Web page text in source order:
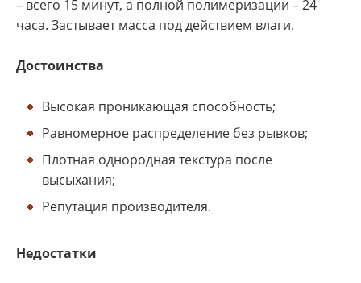
– всего 15 минут, а полной полимеризации – 24
часа. Застывает масса под действием влаги.
Достоинства
Высокая проникающая способность;
Равномерное распределение без рывков;
Плотная однородная текстура после
высыхания;
Репутация производителя.
Недостатки